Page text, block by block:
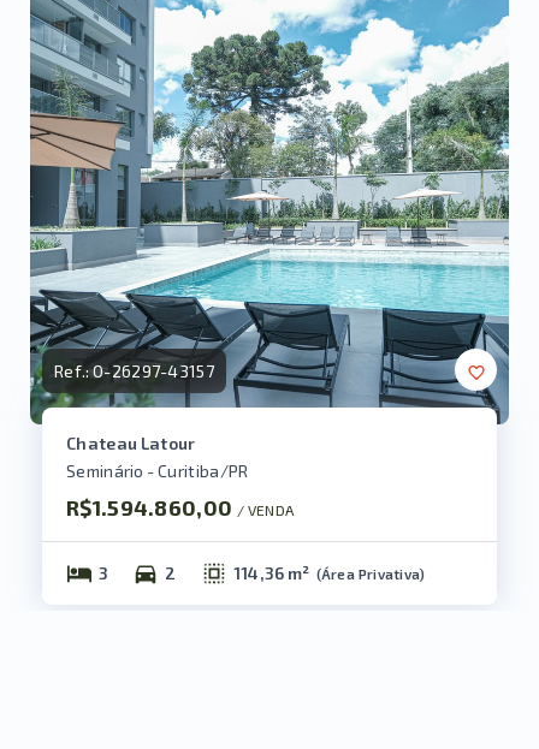
Ref.:O-26297-43157
Chateau Latour
Seminário - Curitiba/PR
R$1.594.860,00 / VENDA
3 2 114,36 m² (Área Privativa)